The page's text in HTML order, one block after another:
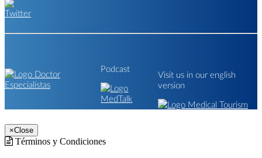
Podcast
Visit us in our english
version
×Close
Términos y Condiciones